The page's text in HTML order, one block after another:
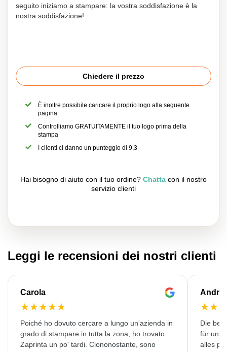
seguito iniziamo a stampare: la vostra soddisfazione è la
nostra soddisfazione!
Chiedere il prezzo
È inoltre possibile caricare il proprio logo alla seguente
pagina
Controlliamo GRATUITAMENTE il tuo logo prima della
stampa
I clienti ci danno un punteggio di 9,3
Hai bisogno di aiuto con il tuo ordine? Chatta con il nostro
servizio clienti
Leggi le recensioni dei nostri clienti
Carola
★★★★★
Poiché ho dovuto cercare a lungo un'azienda in
grado di stampare in tutta la zona, ho trovato
Zaprinta un po' tardi. Ciononostante, sono
★★
Die
für
alles